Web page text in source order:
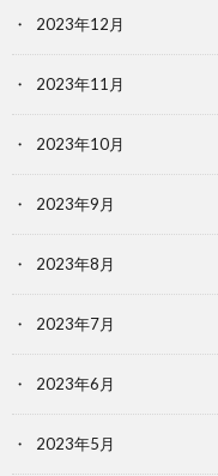
2023年12月
2023年11月
2023年10月
2023年9月
2023年8月
2023年7月
2023年6月
2023年5月